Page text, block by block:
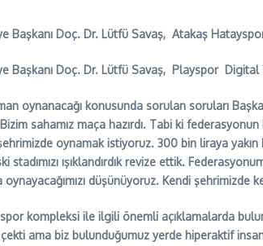
Başkanı Doç. Dr. Lütfü Savaş, Atakaş
Başkanı Doç. Dr. Lütfü Savaş, Playspor Digital
oynanacağı konusunda sorulan soruları
sahamız maça hazırdı. Tabi ki
oynamak istiyoruz. 300 bin liraya
stadımızı ışıklandırdık revize ettik.
oynayacağımızı düşünüyoruz. Kendi şehrimizde
spor kompleksi ile ilgili önemli açıklamalarda
ama biz bulunduğumuz yerde hiperaktif